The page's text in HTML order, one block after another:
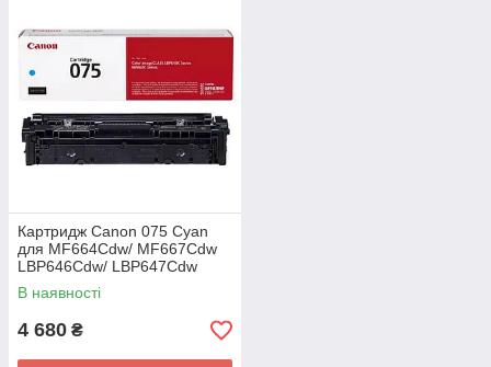
Картридж Canon 075 Cyan
для MF664Cdw/ MF667Cdw
LBP646Cdw/ LBP647Cdw
(6364C002AA)
В наявності
4 680 ₴